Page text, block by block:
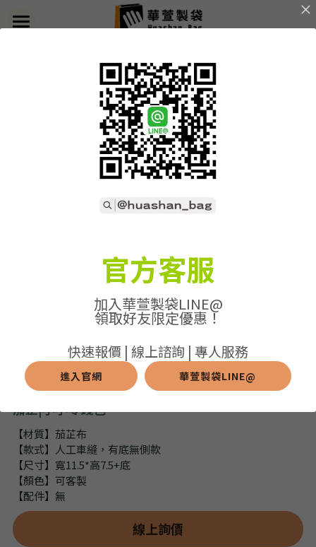
➢全款式總覽
➢束口袋
➢保溫保冷袋
➢潛水布袋
➢杯袋/餐具袋
➢野餐墊
➢尼龍&牛津布袋
➢毛氈布袋
➢布料/印刷/配件
➢布料介紹
➢印刷介紹
➢配件介紹
➢打樣和樣品
➢刀模下載
➢常見Q&A
繁體中文
繁體中文
LINE@客服
茄芷|小小零錢包
【材質】茄芷布
【款式】人工車縫，有底無側款
【尺寸】寬11.5*高7.5+底
【顏色】可客製
【配件】無
線上詢價
×
部落格分類
官方客服
加入華萱製袋LINE@
領取好友限定優惠！
快速報價 | 線上諮詢 | 專人服務
進入官網 華萱製袋LINE@